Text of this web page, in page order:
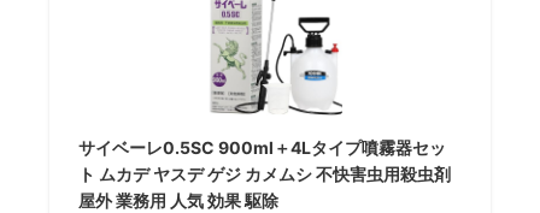
サイベーレ0.5SC 900ml＋4Lタイプ噴霧器セッ
ト ムカデ ヤスデ ゲジ カメムシ 不快害虫用殺虫剤
屋外 業務用 人気 効果 駆除